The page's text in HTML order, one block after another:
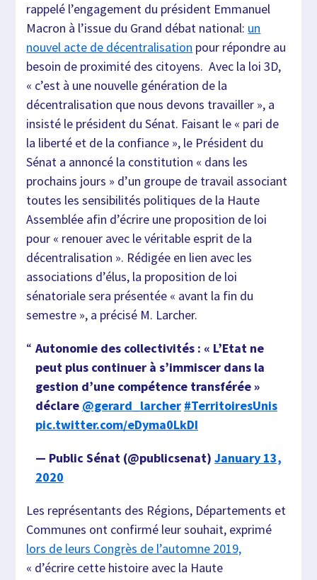
rappelé l’engagement du président Emmanuel
Macron à l’issue du Grand débat national: un
nouvel acte de décentralisation pour répondre au
besoin de proximité des citoyens. Avec la loi 3D,
« c’est à une nouvelle génération de la
décentralisation que nous devons travailler », a
insisté le président du Sénat. Faisant le « pari de
la liberté et de la confiance », le Président du
Sénat a annoncé la constitution « dans les
prochains jours » d’un groupe de travail associant
toutes les sensibilités politiques de la Haute
Assemblée afin d’écrire une proposition de loi
pour « renouer avec le véritable esprit de la
décentralisation ». Rédigée en lien avec les
associations d’élus, la proposition de loi
sénatoriale sera présentée « avant la fin du
semestre », a précisé M. Larcher.
Autonomie des collectivités : « L’Etat ne
peut plus continuer à s’immiscer dans la
gestion d’une compétence transférée »
déclare @gerard_larcher #TerritoiresUnis
pic.twitter.com/eDyma0LkDI
— Public Sénat (@publicsenat) January 13,
2020
Les représentants des Régions, Départements et
Communes ont confirmé leur souhait, exprimé
lors de leurs Congrès de l’automne 2019,
« d’écrire cette histoire avec la Haute